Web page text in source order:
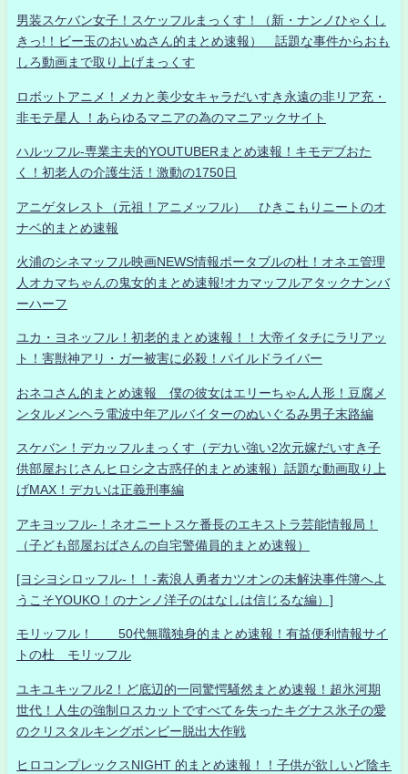
男装スケバン女子！スケッフルまっくす！（新・ナンノひゃくし
きっ!！ビー玉のおいぬさん的まとめ速報） 話題な事件からおも
しろ動画まで取り上げまっくす
ロボットアニメ！メカと美少女キャラだいすき永遠の非リア充・
非モテ星人 ！あらゆるマニアの為のマニアックサイト
ハルッフル-専業主夫的YOUTUBERまとめ速報！キモデブおた
く！初老人の介護生活！激動の1750日
アニゲタレスト（元祖！アニメッフル） ひきこもりニートのオ
ナベ的まとめ速報
火浦のシネマッフル映画NEWS情報ポータブルの杜！オネエ管理
人オカマちゃんの鬼女的まとめ速報!オカマッフルアタックナンバ
ーハーフ
ユカ・ヨネッフル！初老的まとめ速報！！大帝イタチにラリアッ
ト！害獣神アリ・ガー被害に必殺！パイルドライバー
おネコさん的まとめ速報 僕の彼女はエリーちゃん人形！豆腐メ
ンタルメンヘラ電波中年アルバイターのぬいぐるみ男子末路編
スケバン！デカッフルまっくす（デカい強い2次元嫁だいすき子
供部屋おじさんヒロシ之古惑仔的まとめ速報）話題な動画取り上
げMAX！デカいは正義刑事編
アキヨッフル-！ネオニートスケ番長のエキストラ芸能情報局！
（子ども部屋おばさんの自宅警備員的まとめ速報）
[ヨシヨシロッフル-！！-素浪人勇者カツオンの未解決事件簿へよ
うこそYOUKO！のナンノ洋子のはなしは信じるな編）]
モリッフル！ 50代無職独身的まとめ速報！有益便利情報サイ
トの杜 モリッフル
ユキユキッフル2！ど底辺的一同驚愕騒然まとめ速報！超氷河期
世代！人生の強制ロスカットですべてを失ったキグナス氷子の愛
のクリスタルキングボンビー脱出大作戦
ヒロコンプレックスNIGHT 的まとめ速報！！子供が欲しいど陰キ